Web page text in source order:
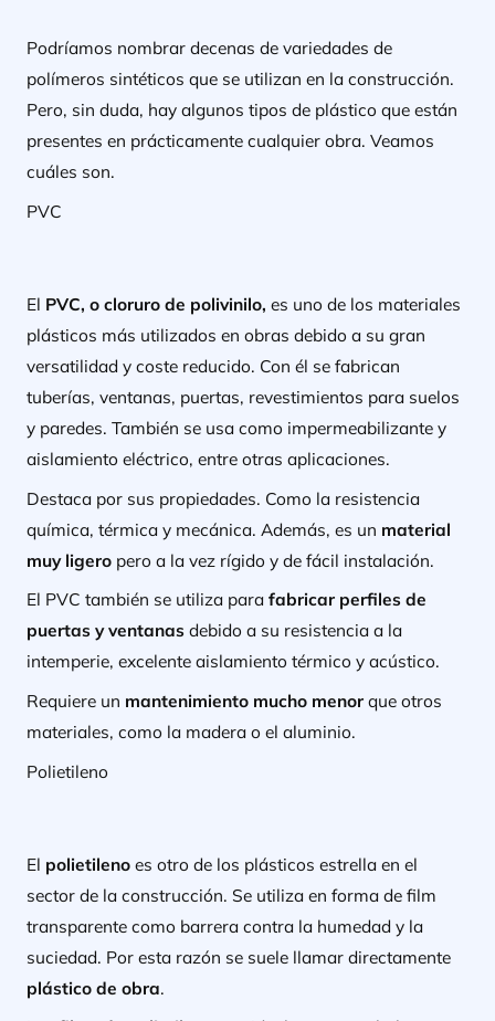
Podríamos nombrar decenas de variedades de
polímeros sintéticos que se utilizan en la construcción.
Pero, sin duda, hay algunos tipos de plástico que están
presentes en prácticamente cualquier obra. Veamos
cuáles son.
PVC
El PVC, o cloruro de polivinilo, es uno de los materiales
plásticos más utilizados en obras debido a su gran
versatilidad y coste reducido. Con él se fabrican
tuberías, ventanas, puertas, revestimientos para suelos
y paredes. También se usa como impermeabilizante y
aislamiento eléctrico, entre otras aplicaciones.
Destaca por sus propiedades. Como la resistencia
química, térmica y mecánica. Además, es un material
muy ligeropero a la vez rígido y de fácil instalación.
El PVC también se utiliza para fabricar perfiles de
puertas y ventanasdebido a su resistencia a la
intemperie, excelente aislamiento térmico y acústico.
Requiere un mantenimiento mucho menor que otros
materiales, como la madera o el aluminio.
Polietileno
El polietileno es otro de los plásticos estrella en el
sector de la construcción. Se utiliza en forma de film
transparente como barrera contra la humedad y la
suciedad. Por esta razón se suele llamar directamente
plástico de obra.